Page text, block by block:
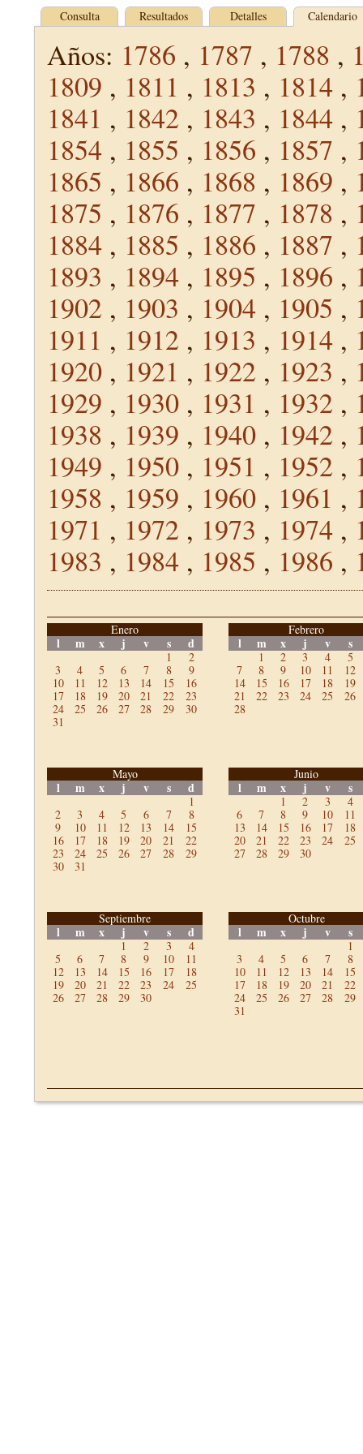
Consulta Resultados Detalles Calendario
Años: 1786 , 1787 , 1788 ,
1809 , 1811 , 1813 , 1814 ,
1841 , 1842 , 1843 , 1844 ,
1854 , 1855 , 1856 , 1857 ,
1865 , 1866 , 1868 , 1869 ,
1875 , 1876 , 1877 , 1878 ,
1884 , 1885 , 1886 , 1887 ,
1893 , 1894 , 1895 , 1896 ,
1902 , 1903 , 1904 , 1905 ,
1911 , 1912 , 1913 , 1914 ,
1920 , 1921 , 1922 , 1923 ,
1929 , 1930 , 1931 , 1932 ,
1938 , 1939 , 1940 , 1942 ,
1949 , 1950 , 1951 , 1952 ,
1958 , 1959 , 1960 , 1961 ,
1971 , 1972 , 1973 , 1974 ,
1983 , 1984 , 1985 , 1986 ,
Enero
l m x j v s d
1
2
3
4 5 6 7 8
9
10
11 12 13 14 15
16
17
18 19 20 21 22
23
24
25 26 27 28 29
30
31
Febrero
l m x j v s
1 2 3 4
5
7
8 9 10 11
12
14
15 16 17 18
19
21
22 23 24 25
26
28
Mayo
l m x j v s d
1
2
3 4 5 6 7
8
9
10 11 12 13 14
15
16
17 18 19 20 21
22
23
24 25 26 27 28
29
30
31
Junio
l m x j v s
1 2 3
4
6
7 8 9 10
11
13
14 15 16 17
18
20
21 22 23 24
25
27
28 29 30
Septiembre
l m x j v s d
1 2 3
4
5
6 7 8 9 10
11
12
13 14 15 16 17
18
19
20 21 22 23 24
25
26
27 28 29 30
Octubre
l m x j v s
1
3
4 5 6 7
8
10
11 12 13 14
15
17
18 19 20 21
22
24
25 26 27 28
29
31